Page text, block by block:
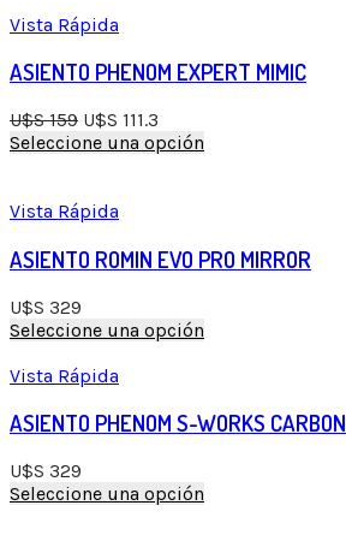
product
page
variants.
product
page
Vista Rápida
ASIENTO PHENOM EXPERT MIMIC
U$S159 U$S 111.3
Seleccione una opción
The
options
chosen
product
page
Vista Rápida
ASIENTO ROMIN EVO PRO MIRROR
U$S 329
Seleccione una opción
variants.
Vista Rápida
ASIENTO PHENOM S-WORKS CARBON
U$S 329
Seleccione una opción